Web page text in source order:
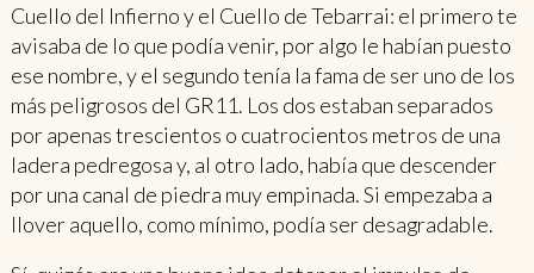
Cuello del Infierno y el Cuello de Tebarrai: el primero te
avisaba de lo que podía venir, por algo le habían puesto
ese nombre, y el segundo tenía la fama de ser uno de los
más peligrosos del GR11. Los dos estaban separados
por apenas trescientos o cuatrocientos metros de una
ladera pedregosa y, al otro lado, había que descender
por una canal de piedra muy empinada. Si empezaba a
llover aquello, como mínimo, podía ser desagradable.